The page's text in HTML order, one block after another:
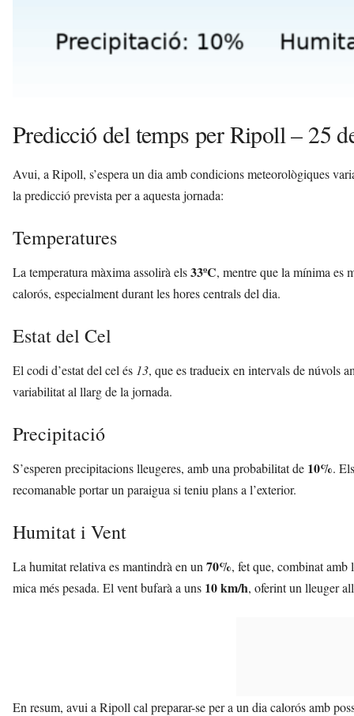
Predicció del temps per Ripoll – 25
Avui, a Ripoll, s’espera un dia amb condicions meteorològiques
la predicció prevista per a aquesta jornada:
Temperatures
La temperatura màxima assolirà els33ºC, mentre que la mínima es
calorós, especialment durant les hores centrals del dia.
Estat del Cel
El codi d’estat del cel és 13, que es tradueix en intervals de núvols
variabilitat al llarg de la jornada.
Precipitació
S’esperen precipitacions lleugeres, amb una probabilitat de 10%.
recomanable portar un paraigua si teniu plans a l’exterior.
Humitat i Vent
La humitat relativa es mantindrà en un 70%, fet que, combinat amb
mica més pesada. El vent bufarà a uns 10 km/h, oferint un lleuger
En resum, avui a Ripoll cal preparar-se per a un dia calorós amb